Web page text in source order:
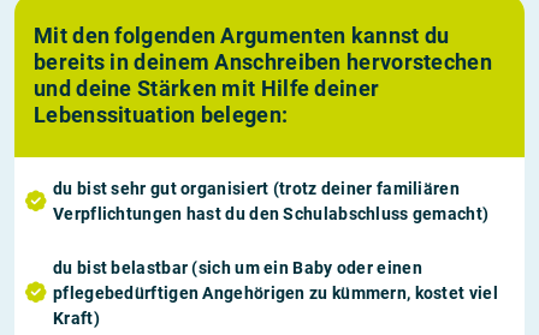
Mit den folgenden Argumenten kannst du
bereits in deinem Anschreiben hervorstechen
und deine Stärken mit Hilfe deiner
Lebenssituation belegen:
du bist sehr gut organisiert (trotz deiner familiären
Verpflichtungen hast du den Schulabschluss gemacht)
du bist belastbar(sich um ein Baby oder einen
pflegebedürftigen Angehörigen zu kümmern, kostet viel
Kraft)